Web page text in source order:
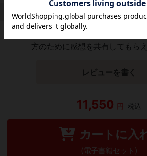
作品レビュー （関連商品を含む）
方のために感想を共有してもら
レビューを書く
11,550 円 税込
カートに入
(電子書籍セット)